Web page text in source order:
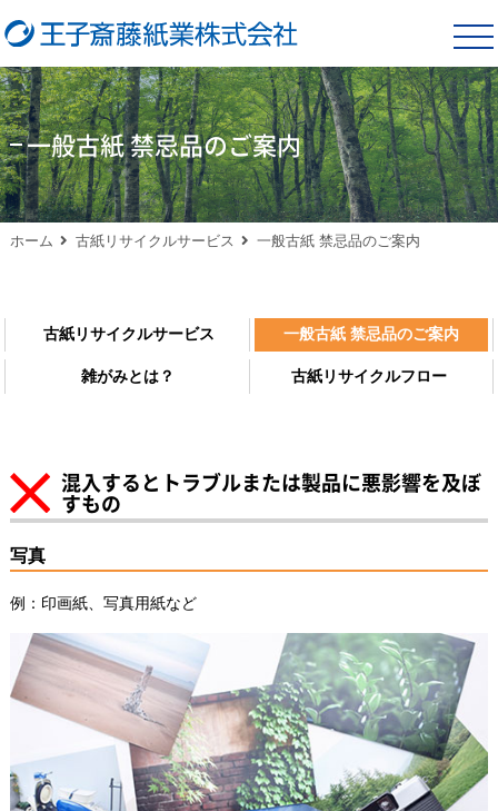
一般古紙 禁忌品のご案内
ホーム 古紙リサイクルサービス 一般古紙 禁忌品のご案内
古紙リサイクルサービス 一般古紙 禁忌品のご案内
雑がみとは？ 古紙リサイクルフロー
混入するとトラブルまたは製品に悪影響を及ぼ
すもの
写真
例：印画紙、写真用紙など